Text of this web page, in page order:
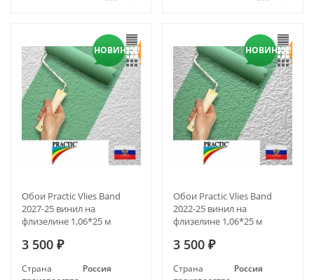
НОВИНКА!
Обои Practic Vlies Band
2027-25 винил на
флизелине 1,06*25 м
3 500 ₽
Страна
Россия
НОВИНКА!
Обои Practic Vlies Band
2022-25 винил на
флизелине 1,06*25 м
3 500 ₽
Страна
Россия